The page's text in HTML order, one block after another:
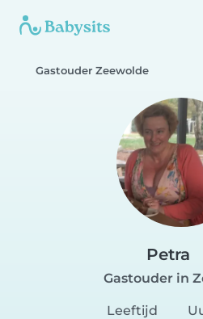
Gastouder Zeewolde
Petra
Gastouder in
Leeftijd